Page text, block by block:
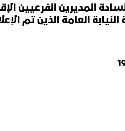
المديرين الفرعيين
العامة الذين تم الإعلان عن